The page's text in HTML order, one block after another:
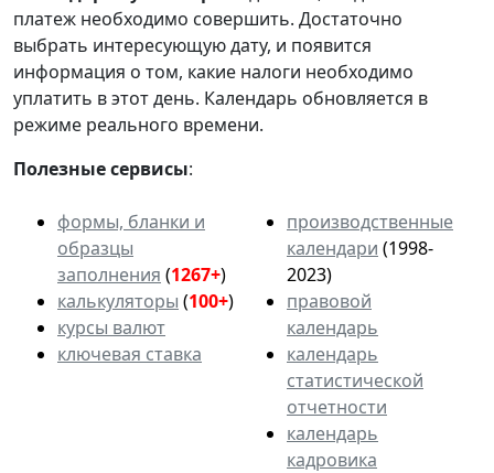
платеж необходимо совершить. Достаточно
выбрать интересующую дату, и появится
информация о том, какие налоги необходимо
уплатить в этот день. Календарь обновляется в
режиме реального времени.
Полезные сервисы:
формы, бланки и
образцы
заполнения (1267+)
калькуляторы (100+)
курсы валют
ключевая ставка
производственные
календари (1998-
2023)
правовой
календарь
календарь
статистической
отчетности
календарь
кадровика